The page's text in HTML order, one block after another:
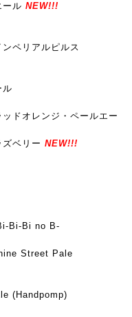
ル NEW!!!
ペリアルピルス
ル
ドオレンジ・ペールエー
ベリー NEW!!!
Bi-Bi no B-
Street Pale
(Handpomp)